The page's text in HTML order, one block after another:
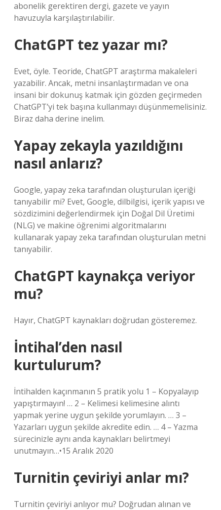
abonelik gerektiren dergi, gazete ve yayın
havuzuyla karşılaştırılabilir.
ChatGPT tez yazar mı?
Evet, öyle. Teoride, ChatGPT araştırma makaleleri
yazabilir. Ancak, metni insanlaştırmadan ve ona
insani bir dokunuş katmak için gözden geçirmeden
ChatGPT’yi tek başına kullanmayı düşünmemelisiniz.
Biraz daha derine inelim.
Yapay zekayla yazıldığını
nasıl anlarız?
Google, yapay zeka tarafından oluşturulan içeriği
tanıyabilir mi? Evet, Google, dilbilgisi, içerik yapısı ve
sözdizimini değerlendirmek için Doğal Dil Üretimi
(NLG) ve makine öğrenimi algoritmalarını
kullanarak yapay zeka tarafından oluşturulan metni
tanıyabilir.
ChatGPT kaynakça veriyor
mu?
Hayır, ChatGPT kaynakları doğrudan gösteremez.
İntihal’den nasıl
kurtulurum?
İntihalden kaçınmanın 5 pratik yolu 1 – Kopyalayıp
yapıştırmayın! … 2 – Kelimesi kelimesine alıntı
yapmak yerine uygun şekilde yorumlayın. … 3 –
Yazarları uygun şekilde akredite edin. … 4 – Yazma
sürecinizle aynı anda kaynakları belirtmeyi
unutmayın…•15 Aralık 2020
Turnitin çeviriyi anlar mı?
Turnitin çeviriyi anlıyor mu? Doğrudan alınan ve